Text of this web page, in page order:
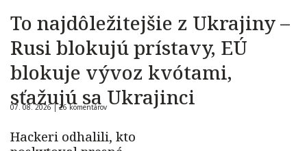
To najdôležitejšie z Ukrajiny –
Rusi blokujú prístavy, EÚ
blokuje vývoz kvótami,
sťažujú sa Ukrajinci
07. 08. 2026 |26 komentárov
Hackeri odhalili, kto